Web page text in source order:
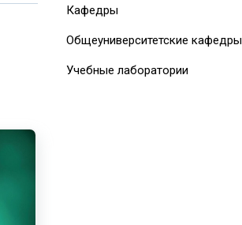
Кафедры
Общеуниверситетские кафедры
Учебные лаборатории